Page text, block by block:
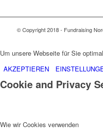
© Copyright 2018 - Fundraising
Um unsere Webseite für Sie
AKZEPTIEREN
Cookie and Privacy
Wie wir Cookies verwenden